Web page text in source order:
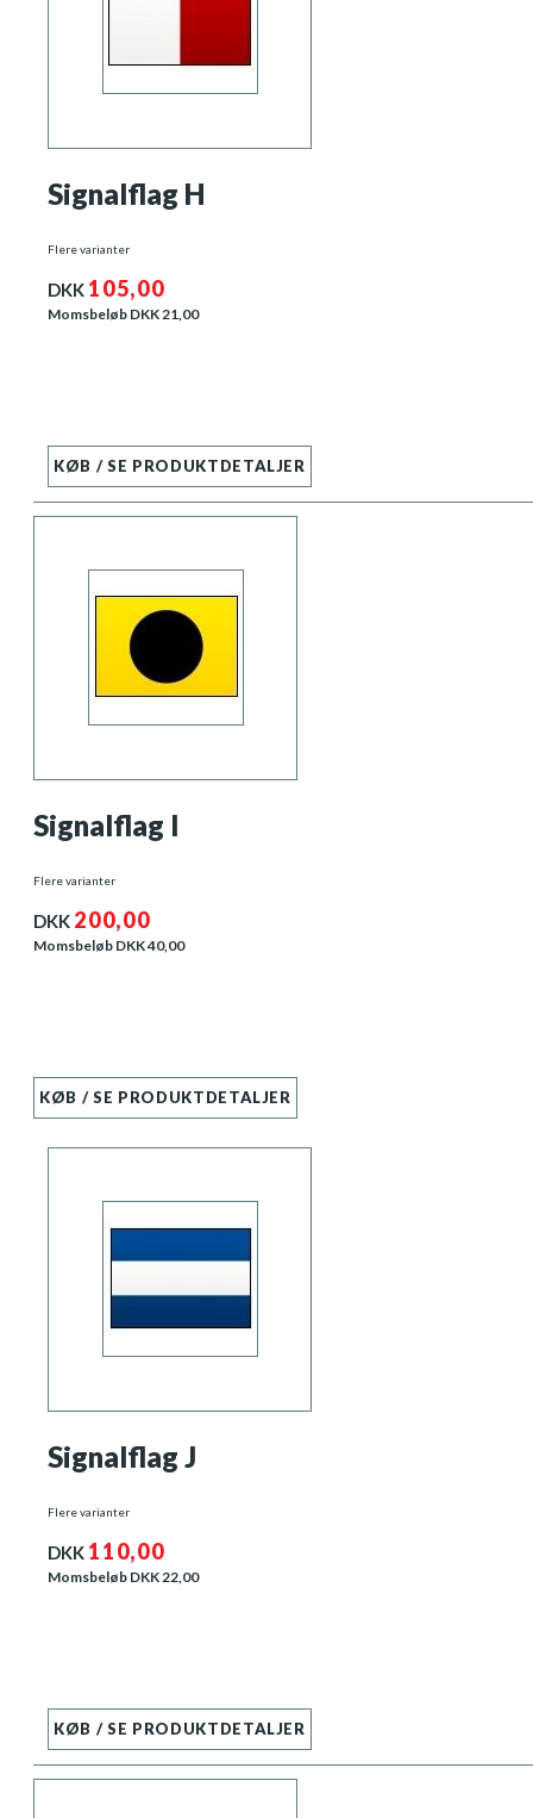
Signalflag H
Flere varianter
DKK 105,00
Momsbeløb DKK21,00
KØB / SE PRODUKTDETALJER
Signalflag I
Flere varianter
DKK 200,00
Momsbeløb DKK40,00
KØB / SE PRODUKTDETALJER
Signalflag J
Flere varianter
DKK 110,00
Momsbeløb DKK22,00
KØB / SE PRODUKTDETALJER